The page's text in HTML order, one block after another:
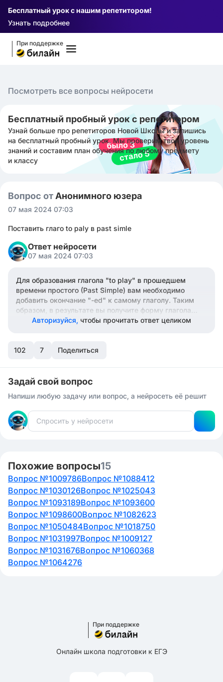
Бесплатный урок с нашим репетитором!
Узнать подробнее
При поддержке
Посмотреть все вопросы нейросети
Бесплатный пробный урок с репетитором
Узнай больше про репетиторов Новой Школы и запишись
на бесплатный пробный урок. Мы проверим твой уровень
знаний и составим план обучения по любому предмету
и классу
Вопрос от Анонимного юзера
07 мая 2024 07:03
Поставить глаго to paly в past simle
Ответ нейросети
07 мая 2024 07:03
Для образования глагола "to play" в прошедшем
времени простого (Past Simple) вам необходимо
добавить окончание "-ed" к самому глаголу. Таким
образом, в результате вы получите форму глагола
"played". Например, в утвердительной форме: "I
глагол "to play" в прошедшем времени.
Авторизуйся, чтобы прочитать ответ целиком
102 7 Поделиться
Задай свой вопрос
Напиши любую задачу или вопрос, а нейросеть её решит
Похожие вопросы15
Вопрос №1009786Вопрос №1088412
Вопрос №1030126Вопрос №1025043
Вопрос №1093189Вопрос №1093600
Вопрос №1098600Вопрос №1082623
Вопрос №1050484Вопрос №1018750
Вопрос №1031997Вопрос №1009127
Вопрос №1031676Вопрос №1060368
Вопрос №1064276
При поддержке
Онлайн школа подготовки к ЕГЭ